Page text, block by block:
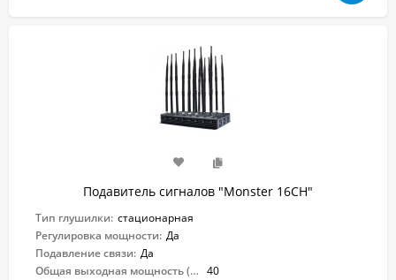
Подавитель сигналов "Monster 16CH"
Тип глушилки: стационарная
Регулировка мощности: Да
Подавление связи: Да
Общая выходная мощность (Вт): 40